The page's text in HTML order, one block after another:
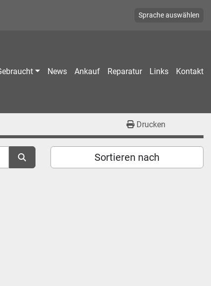
Sprache auswählen
Gebraucht News Ankauf Reparatur Links Kontakt
Drucken
Sortieren nach